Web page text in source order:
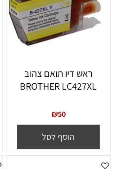
ראש דיו תואם צהוב
BROTHER LC427XL
₪50
הוסף לסל